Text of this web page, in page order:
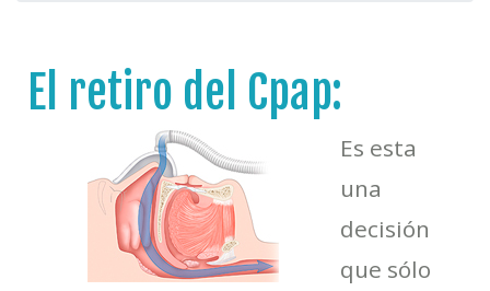
El retiro del Cpap:
Es esta
una
decisión
que sólo